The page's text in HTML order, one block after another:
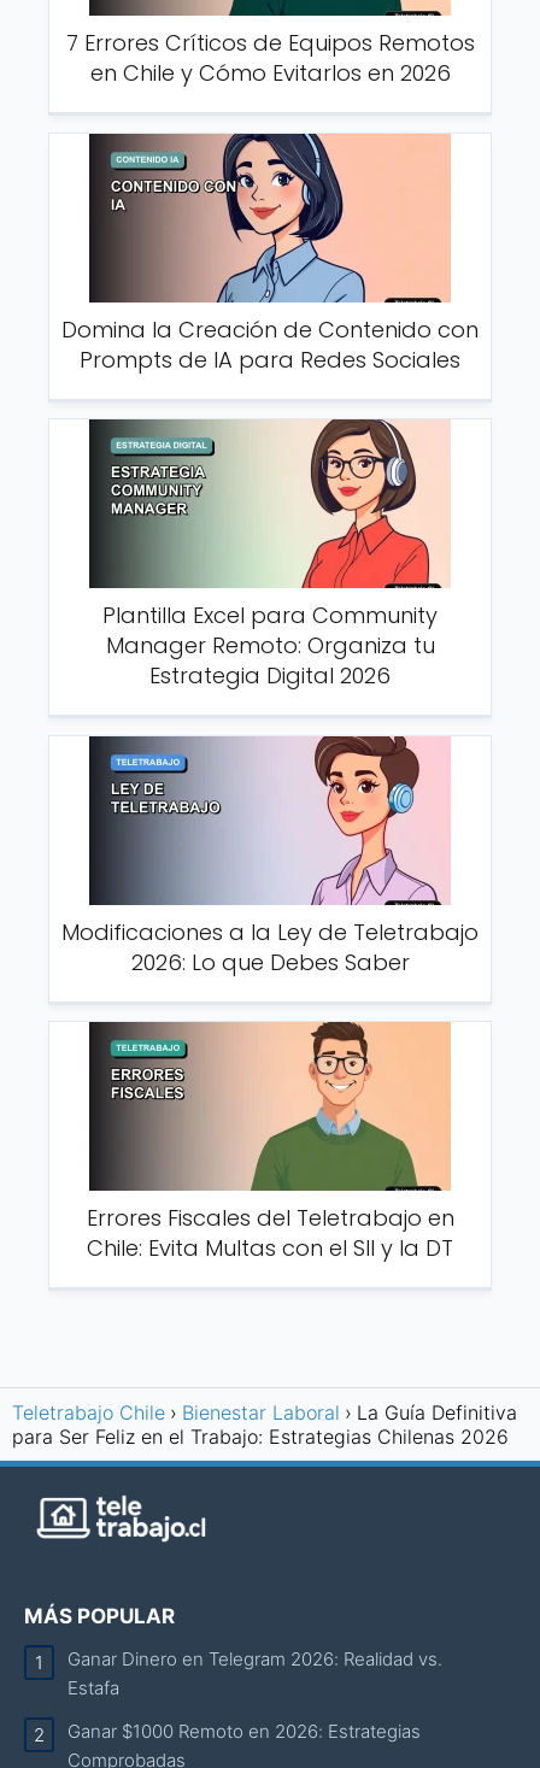
7 Errores Críticos de Equipos Remotos
en Chile y Cómo Evitarlos en 2026
Domina la Creación de Contenido con
Prompts de IA para Redes Sociales
Plantilla Excel para Community
Manager Remoto: Organiza tu
Estrategia Digital 2026
Modificaciones a la Ley de Teletrabajo
2026: Lo que Debes Saber
Errores Fiscales del Teletrabajo en
Chile: Evita Multas con el SII y la DT
Teletrabajo Chile Bienestar Laboral
La Guía Definitiva
para Ser Feliz en el Trabajo: Estrategias Chilenas 2026
MÁS POPULAR
Ganar Dinero en Telegram 2026: Realidad vs.
Estafa
Ganar $1000 Remoto en 2026: Estrategias
Comprobadas